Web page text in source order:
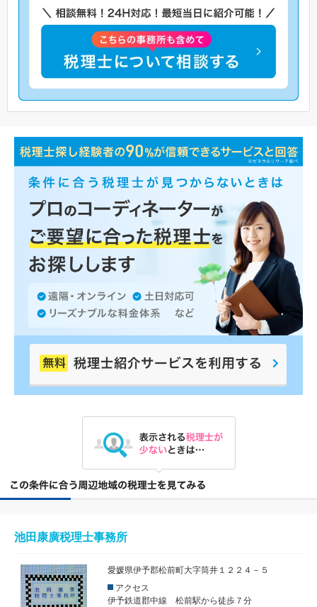
池田康廣税理士事務所
愛媛県伊予郡松前町大字筒井１２２４－５
アクセス
伊予鉄道郡中線 松前駅から徒歩７分